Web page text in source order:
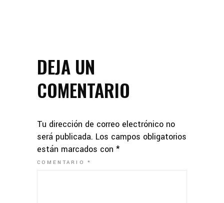
DEJA UN
COMENTARIO
Tu dirección de correo electrónico no
será publicada. Los campos obligatorios
están marcados con *
COMENTARIO*